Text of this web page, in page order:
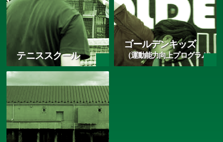
テニススクール
ゴールデンキッズ
（運動能力向上プログラム）